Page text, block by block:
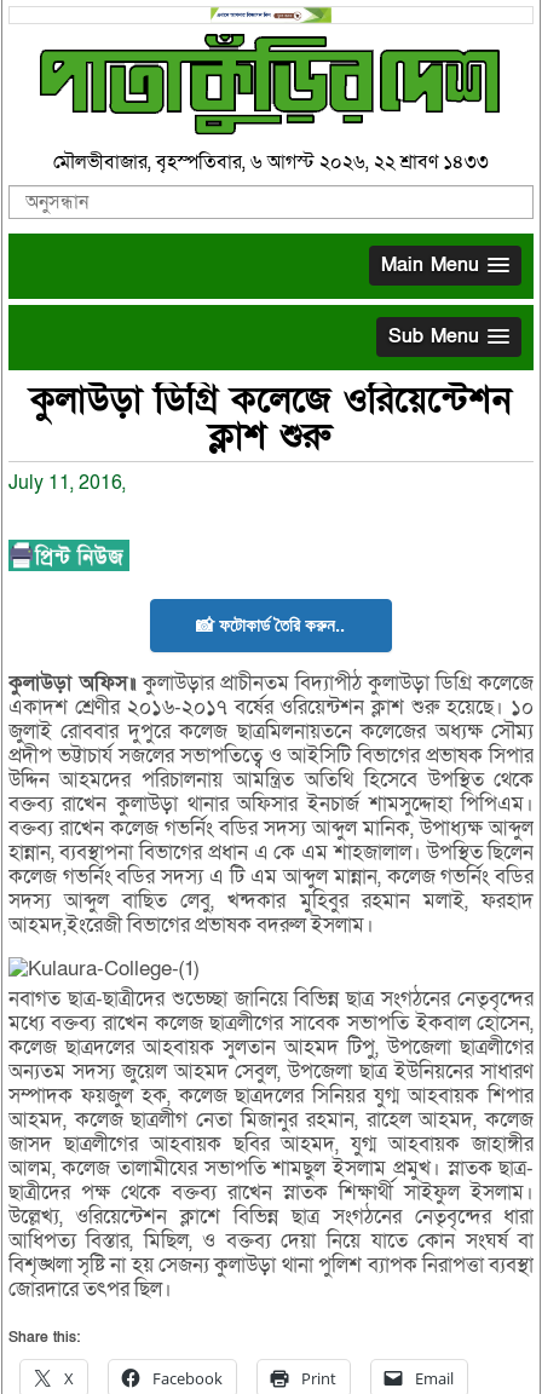
মৌলভীবাজার, বৃহস্পতিবার, ৬ আগস্ট ২০২৬, ২২ শ্রাবণ ১৪৩৩
Main Menu
Sub Menu
কুলাউড়া ডিগ্রি কলেজে ওরিয়েন্টেশন
ক্লাশ শুরু
July 11, 2016,
📸 ফটোকার্ড তৈরি করুন..
কুলাউড়া অফিস॥কুলাউড়ার প্রাচীনতম বিদ্যাপীঠ কুলাউড়া ডিগ্রি কলেজে
একাদশ শ্রেণীর ২০১৬-২০১৭ বর্ষের ওরিয়েন্টশন ক্লাশ শুরু হয়েছে। ১০
জুলাই রোববার দুপুরে কলেজ ছাত্রমিলনায়তনে কলেজের অধ্যক্ষ সৌম্য
প্রদীপ ভট্টাচার্য সজলের সভাপতিত্বে ও আইসিটি বিভাগের প্রভাষক সিপার
উদ্দিন আহমদের পরিচালনায় আমন্ত্রিত অতিথি হিসেবে উপস্থিত থেকে
বক্তব্য রাখেন কুলাউড়া থানার অফিসার ইনচার্জ শামসুদ্দোহা পিপিএম।
বক্তব্য রাখেন কলেজ গভর্নিং বডির সদস্য আব্দুল মানিক, উপাধ্যক্ষ আব্দুল
হান্নান, ব্যবস্থাপনা বিভাগের প্রধান এ কে এম শাহজালাল। উপস্থিত ছিলেন
কলেজ গভর্নিং বডির সদস্য এ টি এম আব্দুল মান্নান, কলেজ গভর্নিং বডির
সদস্য আব্দুল বাছিত লেবু, খন্দকার মুহিবুর রহমান মলাই, ফরহাদ
আহমদ,ইংরেজী বিভাগের প্রভাষক বদরুল ইসলাম।
নবাগত ছাত্র-ছাত্রীদের শুভেচ্ছা জানিয়ে বিভিন্ন ছাত্র সংগঠনের নেতৃবৃন্দের
মধ্যে বক্তব্য রাখেন কলেজ ছাত্রলীগের সাবেক সভাপতি ইকবাল হোসেন,
কলেজ ছাত্রদলের আহবায়ক সুলতান আহমদ টিপু, উপজেলা ছাত্রলীগের
অন্যতম সদস্য জুয়েল আহমদ সেবুল, উপজেলা ছাত্র ইউনিয়নের সাধারণ
সম্পাদক ফয়জুল হক, কলেজ ছাত্রদলের সিনিয়র যুগ্ম আহবায়ক শিপার
আহমদ, কলেজ ছাত্রলীগ নেতা মিজানুর রহমান, রাহেল আহমদ, কলেজ
জাসদ ছাত্রলীগের আহবায়ক ছবির আহমদ, যুগ্ম আহবায়ক জাহাঙ্গীর
আলম, কলেজ তালামীযের সভাপতি শামছুল ইসলাম প্রমুখ। স্নাতক ছাত্র-
ছাত্রীদের পক্ষ থেকে বক্তব্য রাখেন স্নাতক শিক্ষার্থী সাইফুল ইসলাম।
উল্লেখ্য, ওরিয়েন্টেশন ক্লাশে বিভিন্ন ছাত্র সংগঠনের নেতৃবৃন্দের ধারা
আধিপত্য বিস্তার, মিছিল, ও বক্তব্য দেয়া নিয়ে যাতে কোন সংঘর্ষ বা
বিশৃঙ্খলা সৃষ্টি না হয় সেজন্য কুলাউড়া থানা পুলিশ ব্যাপক নিরাপত্তা ব্যবস্থা
জোরদারে তৎপর ছিল।
Share this:
X Facebook Print Email